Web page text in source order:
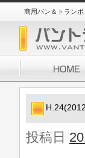
商用バン＆トランポ
投稿日